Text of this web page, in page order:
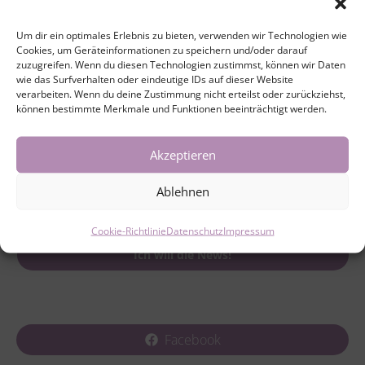
Um dir ein optimales Erlebnis zu bieten, verwenden wir Technologien wie
Cookies, um Geräteinformationen zu speichern und/oder darauf
zuzugreifen. Wenn du diesen Technologien zustimmst, können wir Daten
wie das Surfverhalten oder eindeutige IDs auf dieser Website
verarbeiten. Wenn du deine Zustimmung nicht erteilst oder zurückziehst,
können bestimmte Merkmale und Funktionen beeinträchtigt werden.
Akzeptieren
Ablehnen
Cookie-RichtlinieDatenschutzImpressum
info@yogaliv.de
Yogaliv-News per E-Mail:
Facebook